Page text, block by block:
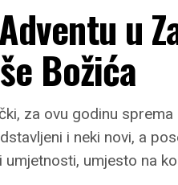
u
Božića
za ovu godinu
i neki novi, a
umjesto na